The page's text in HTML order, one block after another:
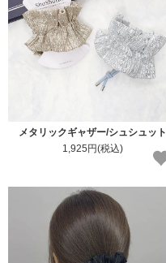
メタリックギャザー/シュシュット
1,925円(税込)